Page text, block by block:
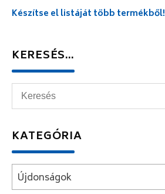
Készítse el listáját több termékből!
KERESÉS…
KATEGÓRIA
Újdonságok